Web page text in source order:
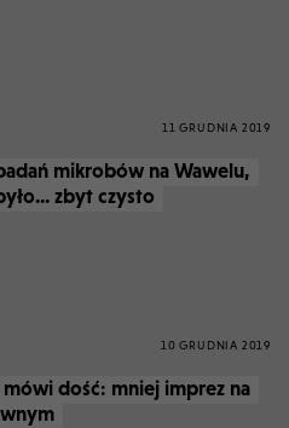
11 GRUDNIA 2019
mikrobów na Wawelu,
zbyt czysto
10 GRUDNIA 2019
dość: mniej imprez na